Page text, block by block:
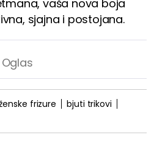
vaša nova boja
sjajna i postojana.
frizure
bjuti trikovi